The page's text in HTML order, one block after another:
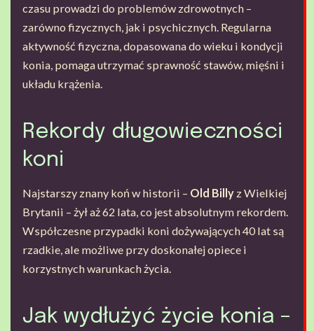
czasu prowadzi do problemów zdrowotnych –
zarówno fizycznych, jak i psychicznych. Regularna
aktywność fizyczna, dopasowana do wieku i kondycji
konia, pomaga utrzymać sprawność stawów, mięśni i
układu krążenia.
Rekordy długowieczności
koni
Najstarszy znany koń w historii – Old Billy z Wielkiej
Brytanii – żył aż 62 lata, co jest absolutnym rekordem.
Współczesne przypadki koni dożywających 40 lat są
rzadkie, ale możliwe przy doskonałej opiece i
korzystnych warunkach życia.
Jak wydłużyć życie konia –